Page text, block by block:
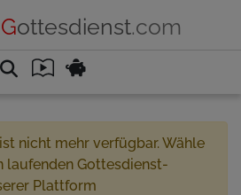
Gottesdienst.com
nicht mehr verfügbar. Wähle
laufenden Gottesdienst-
Plattform